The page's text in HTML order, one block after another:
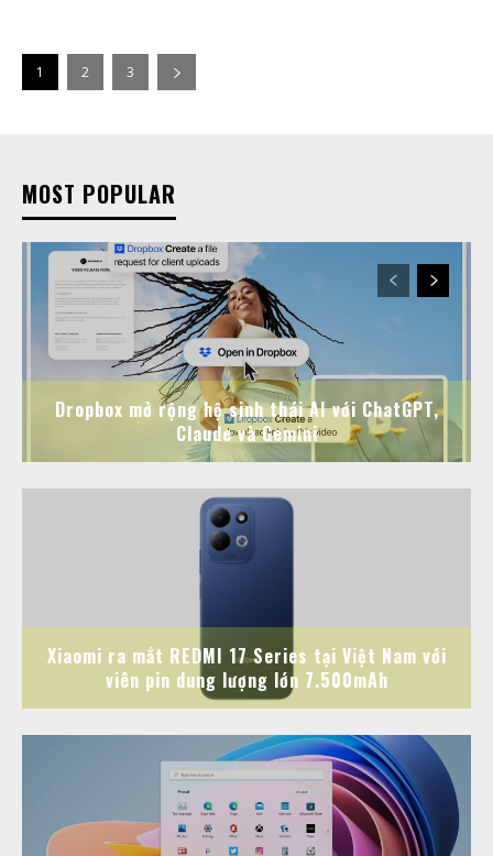
1 2 3
MOST POPULAR
Dropbox mở rộng hệ sinh thái AI với ChatGPT,
Claude và Gemini
Xiaomi ra mắt REDMI 17 Series tại Việt Nam với
viên pin dung lượng lớn 7.500mAh